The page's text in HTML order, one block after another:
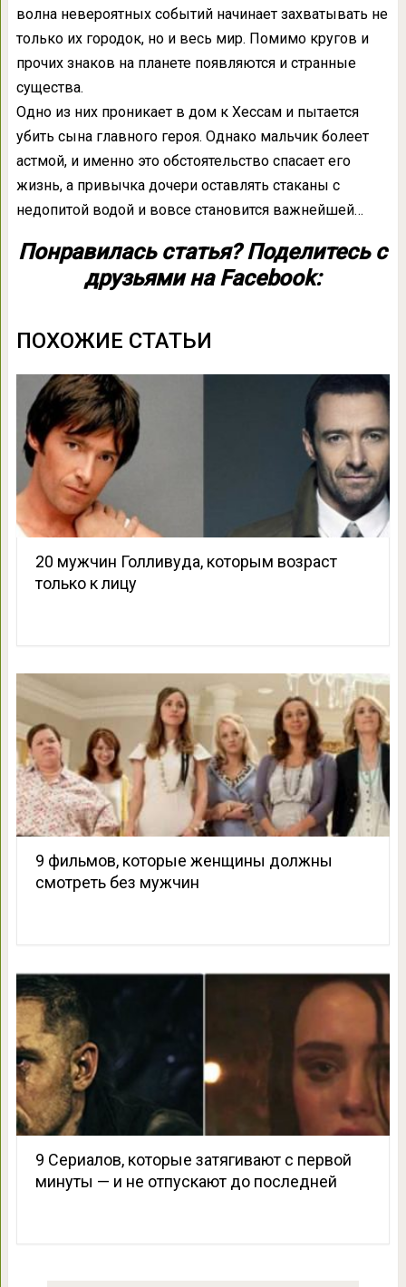
волна невероятных событий начинает захватывать не
только их городок, но и весь мир. Помимо кругов и
прочих знаков на планете появляются и странные
существа.
Одно из них проникает в дом к Хессам и пытается
убить сына главного героя. Однако мальчик болеет
астмой, и именно это обстоятельство спасает его
жизнь, а привычка дочери оставлять стаканы с
недопитой водой и вовсе становится важнейшей…
Понравилась статья? Поделитесь с
друзьями на Facebook:
ПОХОЖИЕ СТАТЬИ
20 мужчин Голливуда, которым возраст
только к лицу
9 фильмов, которые женщины должны
смотреть без мужчин
9 Сериалов, которые затягивают с первой
минуты — и не отпускают до последней